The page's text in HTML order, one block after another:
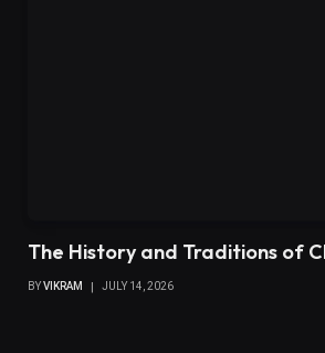
The History and Traditions of
BYVIKRAM JULY 14, 2026